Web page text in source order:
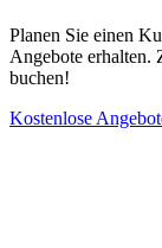
Planen Sie einen
Angebote erhalten.
buchen!
Kostenlose